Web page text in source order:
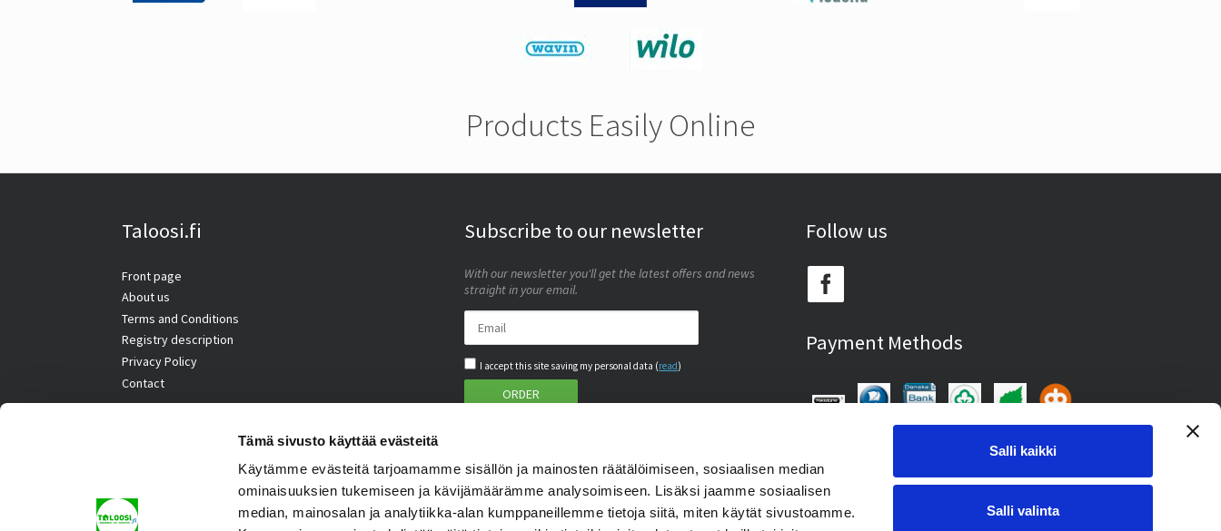
Tämä sivusto käyttää evästeitä
Käytämme evästeitä tarjoamamme sisällön ja mainosten räätälöimiseen, sosiaalisen median
ominaisuuksien tukemiseen ja kävijämäärämme analysoimiseen. Lisäksi jaamme sosiaalisen
median, mainosalan ja analytiikka-alan kumppaneillemme tietoja siitä, miten käytät sivustoamme.
Salli kaikki
Salli valinta
Products Easily Online
Taloosi.fi
Front page
About us
Terms and Conditions
Registry description
Privacy Policy
Contact
Subscribe to our newsletter
With our newsletter you'll get the latest offers and news
straight in your email.
I accept this site saving my personal data (read)
ORDER
Follow us
Payment Methods